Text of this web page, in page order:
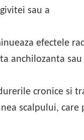
sau a
efectele
anchilozanta sau
cronice si
scalpului, care